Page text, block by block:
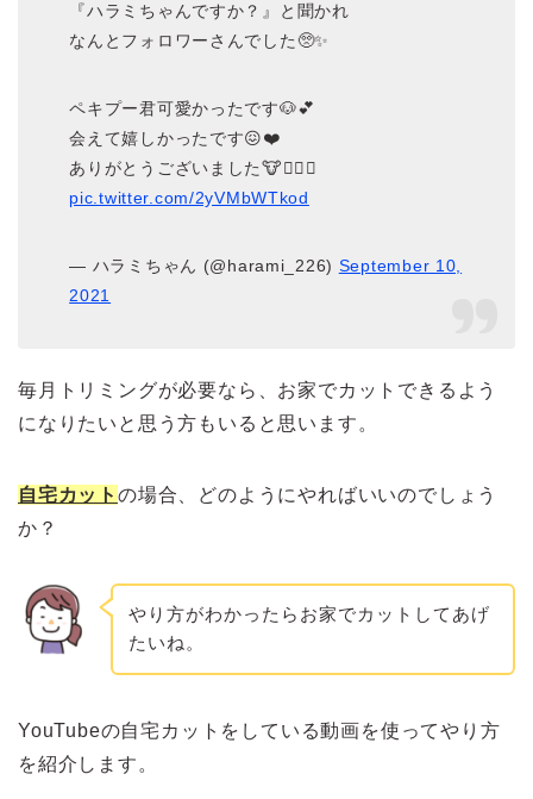
『ハラミちゃんですか？』と聞かれ
なんとフォロワーさんでした🥺✨
ペキプー君可愛かったです🐶💕
会えて嬉しかったです😖❤️
ありがとうございました🐮🙇‍♀️✨
pic.twitter.com/2yVMbWTkod
— ハラミちゃん (@harami_226) September 10,
2021
毎月トリミングが必要なら、お家でカットできるよう
になりたいと思う方もいると思います。
自宅カット の場合、どのようにやればいいのでしょう
か？
やり方がわかったらお家でカットしてあげ
たいね。
YouTubeの自宅カットをしている動画を使ってやり方
を紹介します。